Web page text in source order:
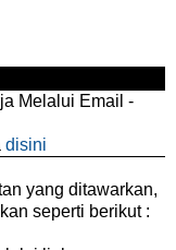
Melalui Email -
disini
yang ditawarkan,
seperti berikut :